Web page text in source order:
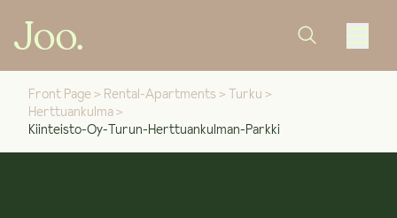
Front Page > Rental-Apartments > Turku >
Herttuankulma >
Kiinteisto-Oy-Turun-Herttuankulman-Parkki